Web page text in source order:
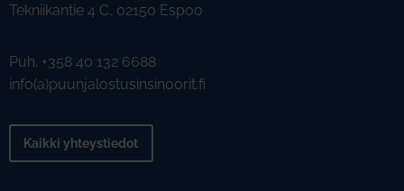
Tekniikantie 4 C, 02150 Espoo
Puh. +358 40 132 6688
info(a)puunjalostusinsinoorit.fi
Kaikki yhteystiedot